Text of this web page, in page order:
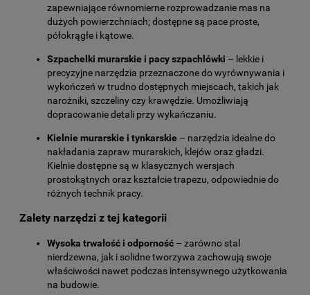
zapewniające równomierne rozprowadzanie mas na
dużych powierzchniach; dostępne są pace proste,
półokrągłe i kątowe.
Szpachelki murarskie i pacy szpachlówki – lekkie i
precyzyjne narzędzia przeznaczone do wyrównywania i
wykończeń w trudno dostępnych miejscach, takich jak
narożniki, szczeliny czy krawędzie. Umożliwiają
dopracowanie detali przy wykańczaniu.
Kielnie murarskie i tynkarskie – narzędzia idealne do
nakładania zapraw murarskich, klejów oraz gładzi.
Kielnie dostępne są w klasycznych wersjach
prostokątnych oraz kształcie trapezu, odpowiednie do
różnych technik pracy.
Zalety narzędzi z tej kategorii
Wysoka trwałość i odporność – zarówno stal
nierdzewna, jak i solidne tworzywa zachowują swoje
właściwości nawet podczas intensywnego użytkowania
na budowie.